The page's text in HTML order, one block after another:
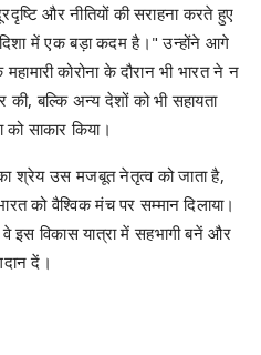
और नीतियों की सराहना करते हुए
में एक बड़ा कदम है।" उन्होंने आगे
कोरोना के दौरान भी भारत ने न
बल्कि अन्य देशों को भी सहायता
साकार किया।
श्रेय उस मजबूत नेतृत्व को जाता है,
को वैश्विक मंच पर सम्मान दिलाया।
इस विकास यात्रा में सहभागी बनें और
दें।